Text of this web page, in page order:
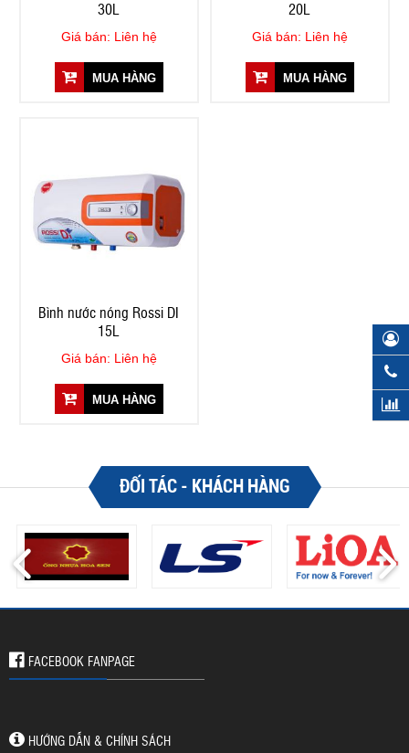
30L
Giá bán: Liên hệ
MUA HÀNG
20L
Giá bán: Liên hệ
MUA HÀNG
Bình nước nóng Rossi DI
15L
Giá bán: Liên hệ
MUA HÀNG
ĐỐI TÁC - KHÁCH HÀNG
FACEBOOK FANPAGE
HƯỚNG DẪN & CHÍNH SÁCH